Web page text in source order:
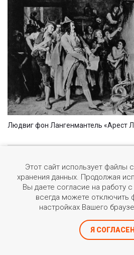
Людвиг фон Лангенмантель «Арест
РЕВОЛЮЦИЯ НЕ
В 1791 году был уничтожен
году поступило предложение
исследования преступлений,
откупа. Конвент издал декрет
Этот сайт использует файлы
хранения данных. Продолжая
Вы даете согласие на работу
всегда можете отключить
настройках Вашего
Я СОГЛАСЕН